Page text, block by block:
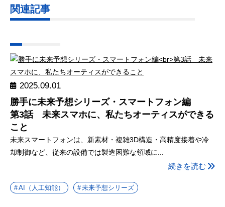
関連記事
2025.09.01
勝手に未来予想シリーズ・スマートフォン編
第3話 未来スマホに、私たちオーティスができる
こと
未来スマートフォンは、新素材・複雑3D構造・高精度接着や冷
却制御など、従来の設備では製造困難な領域に...
続きを読む
AI（人工知能） 未来予想シリーズ